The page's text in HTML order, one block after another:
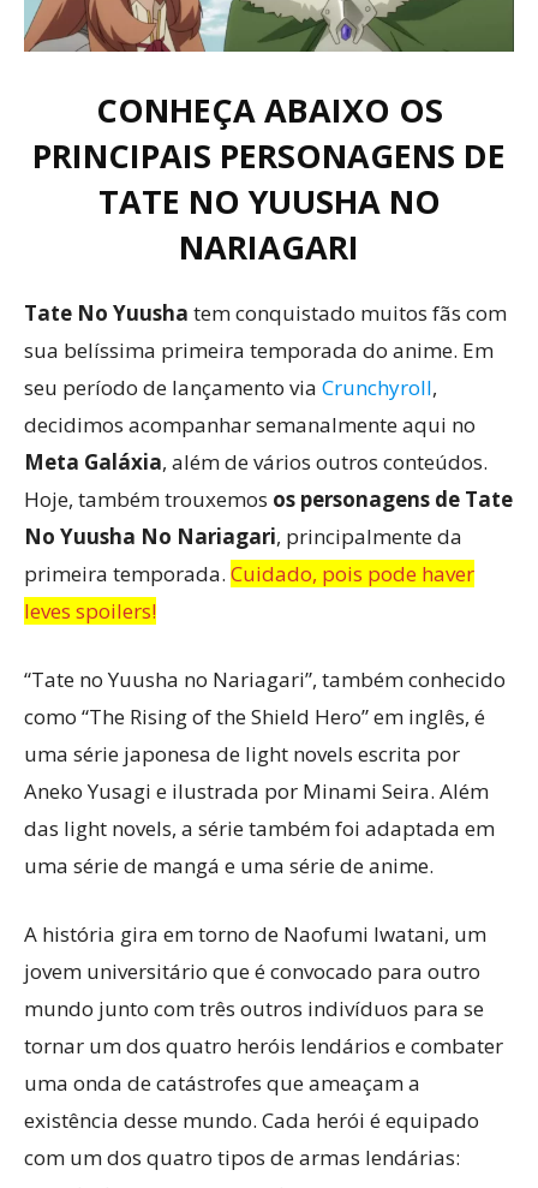
CONHEÇA ABAIXO OS
PRINCIPAIS PERSONAGENS DE
TATE NO YUUSHA NO
NARIAGARI
Tate No Yuusha tem conquistado muitos fãs com
sua belíssima primeira temporada do anime. Em
seu período de lançamento via Crunchyroll,
decidimos acompanhar semanalmente aqui no
Meta Galáxia, além de vários outros conteúdos.
Hoje, também trouxemos os personagens de Tate
No Yuusha No Nariagari, principalmente da
primeira temporada. Cuidado, pois pode haver
leves spoilers!
“Tate no Yuusha no Nariagari”, também conhecido
como “The Rising of the Shield Hero” em inglês, é
uma série japonesa de light novels escrita por
Aneko Yusagi e ilustrada por Minami Seira. Além
das light novels, a série também foi adaptada em
uma série de mangá e uma série de anime.
A história gira em torno de Naofumi Iwatani, um
jovem universitário que é convocado para outro
mundo junto com três outros indivíduos para se
tornar um dos quatro heróis lendários e combater
uma onda de catástrofes que ameaçam a
existência desse mundo. Cada herói é equipado
com um dos quatro tipos de armas lendárias: